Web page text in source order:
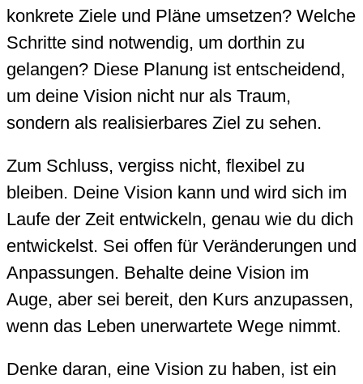
konkrete Ziele und Pläne umsetzen? Welche
Schritte sind notwendig, um dorthin zu
gelangen? Diese Planung ist entscheidend,
um deine Vision nicht nur als Traum,
sondern als realisierbares Ziel zu sehen.
Zum Schluss, vergiss nicht, flexibel zu
bleiben. Deine Vision kann und wird sich im
Laufe der Zeit entwickeln, genau wie du dich
entwickelst. Sei offen für Veränderungen und
Anpassungen. Behalte deine Vision im
Auge, aber sei bereit, den Kurs anzupassen,
wenn das Leben unerwartete Wege nimmt.
Denke daran, eine Vision zu haben, ist ein